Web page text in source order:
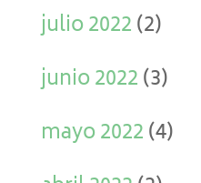
julio 2022(2)
junio 2022(3)
mayo 2022(4)